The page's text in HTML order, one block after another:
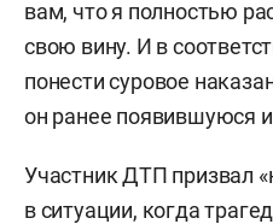
вам, что я полностью
свою вину. И в
понести суровое
он ранее появившуюся
Участник ДТП призвал
в ситуации, когда